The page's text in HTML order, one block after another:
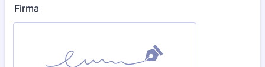
Firma